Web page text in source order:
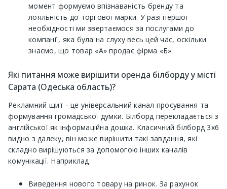
момент формуємо впізнаваність бренду та
лояльність до торгової марки. У разі першої
необхідності ми звертаємося за послугами до
компанії, яка була на слуху весь цей час, оскільки
знаємо, що товар «А» продає фірма «Б».
Які питання може вирішити оренда білборду у місті
Сарата (Одеська область)?
Рекламний щит - це універсальний канал просування та
формування громадської думки. Білборд перекладається з
англійської як інформаційна дошка. Класичний білборд 3х6
видно з далеку, він може вирішити такі завдання, які
складно вирішуються за допомогою інших каналів
комунікації. Наприклад:
Виведення нового товару на ринок. За рахунок